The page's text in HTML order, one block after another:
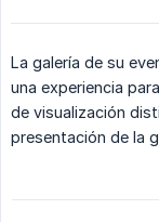
La galería de su
una experiencia
de visualización
presentación de la